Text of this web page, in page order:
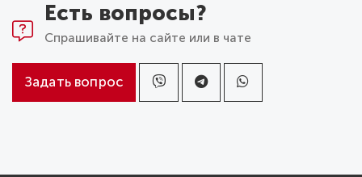
Есть вопросы?
Спрашивайте на сайте или в чате
Задать вопрос